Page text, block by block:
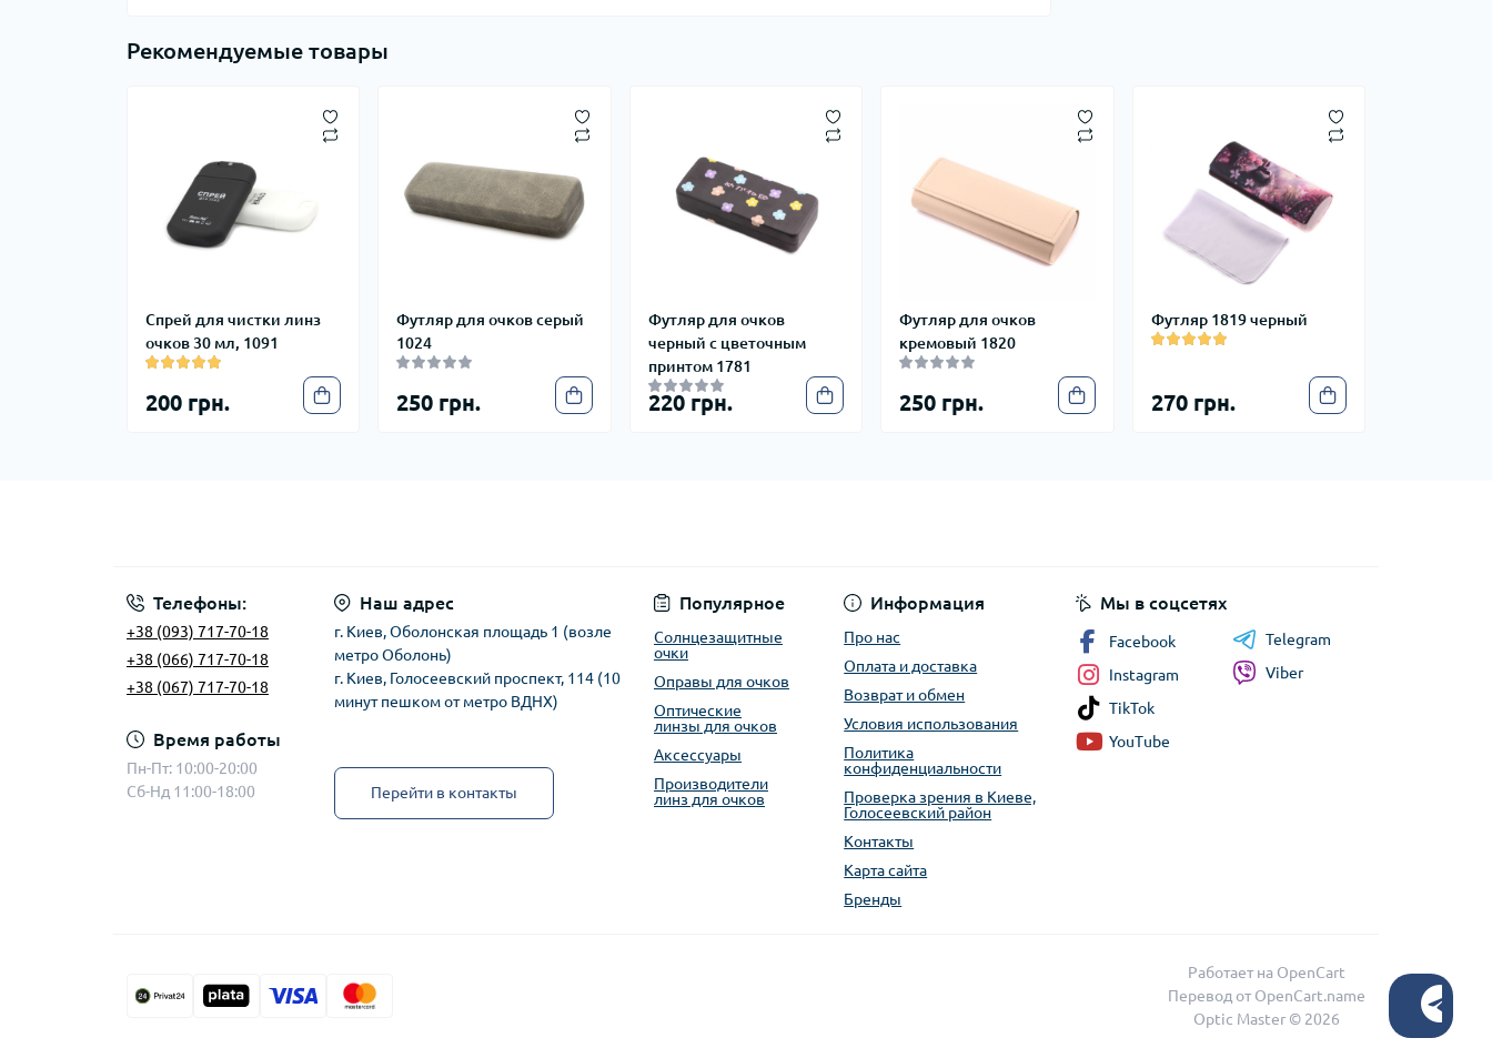
Рекомендуемые товары
Спрей для чистки линз
очков 30 мл, 1091
200 грн.
Футляр для очков серый
1024
250 грн.
Футляр для очков
черный с цветочным
принтом 1781
220 грн.
Футляр для очков
кремовый 1820
250 грн.
Футляр 1819 черный
270 грн.
Телефоны:
+38 (093) 717-70-18
+38 (066) 717-70-18
+38 (067) 717-70-18
Время работы
Пн-Пт: 10:00-20:00
Сб-Нд 11:00-18:00
Наш адрес
г. Киев, Оболонская площадь 1 (возле
метро Оболонь)
г. Киев, Голосеевский проспект, 114 (10
минут пешком от метро ВДНХ)
Перейти в контакты
Популярное
Солнцезащитные
очки
Оправы для очков
Оптические
линзы для очков
Аксессуары
Производители
линз для очков
Информация
Про нас
Оплата и доставка
Возврат и обмен
Условия использования
Политика
конфиденциальности
Проверка зрения в Киеве,
Голосеевский район
Контакты
Карта сайта
Бренды
Мы в соцсетях
Facebook
Instagram
TikTok
YouTube
Telegram
Viber
Работает на OpenCart
Перевод отOpenCart.name
Optic Master © 2026